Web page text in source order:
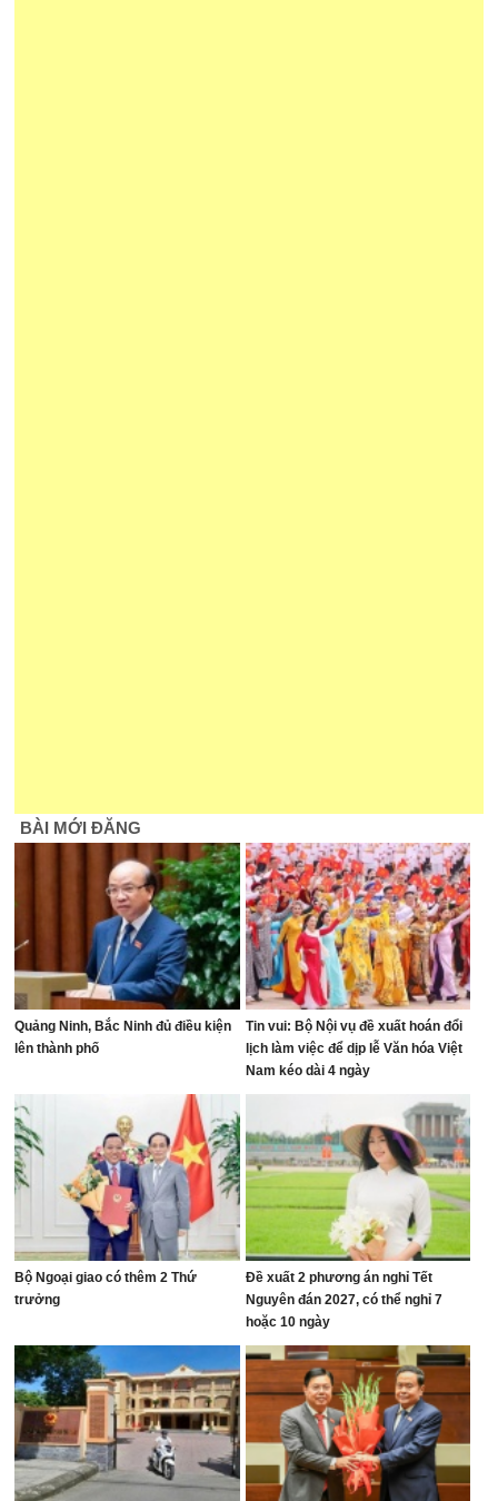
BÀI MỚI ĐĂNG
Quảng Ninh, Bắc Ninh đủ điều kiện
lên thành phố
Tin vui: Bộ Nội vụ đề xuất hoán đổi
lịch làm việc để dịp lễ Văn hóa Việt
Nam kéo dài 4 ngày
Bộ Ngoại giao có thêm 2 Thứ
trưởng
Đề xuất 2 phương án nghỉ Tết
Nguyên đán 2027, có thể nghỉ 7
hoặc 10 ngày